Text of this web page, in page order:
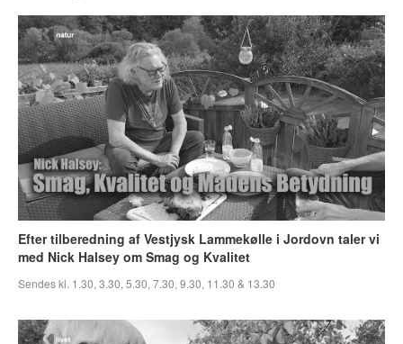
Efter tilberedning af Vestjysk Lammekølle i Jordovn taler vi
med Nick Halsey om Smag og Kvalitet
Sendes kl. 1.30, 3.30, 5.30, 7.30, 9.30, 11.30 & 13.30